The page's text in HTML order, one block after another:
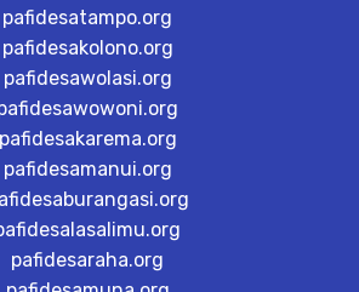
pafidesatampo.org
pafidesakolono.org
pafidesawolasi.org
pafidesakarema.org
pafidesamanui.org
pafidesaraha.org